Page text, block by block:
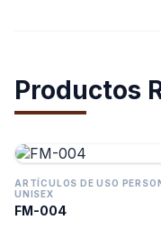
Productos
ARTÍCULOS DE USO
UNISEX
FM-004